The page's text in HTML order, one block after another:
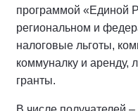
программой «Единой
региональном и
налоговые льготы,
коммуналку и аренду,
гранты.